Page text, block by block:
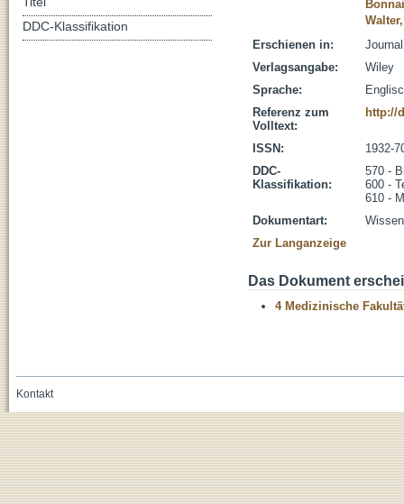
Erschienen in:
Verlagsangabe:
Wiley
Sprache:
Referenz zum
Volltext:
http://
ISSN:
1932-
DDC-
Klassifikation:
570 -
600 -
610 -
Dokumentart:
Zur Langanzeige
Das Dokument
4 Medizinische
DDC-Klassifikation
Kontakt